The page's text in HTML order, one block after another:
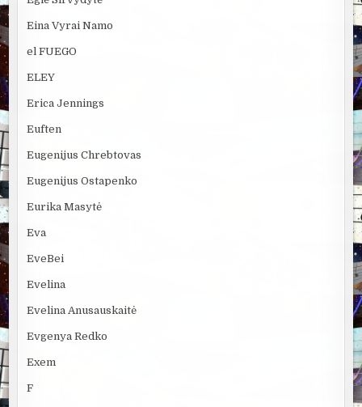
Eina Vyrai Namo
el FUEGO
ELEY
Erica Jennings
Euften
Eugenijus Chrebtovas
Eugenijus Ostapenko
Eurika Masytė
Eva
EveBei
Evelina
Evelina Anusauskaitė
Evgenya Redko
Exem
F